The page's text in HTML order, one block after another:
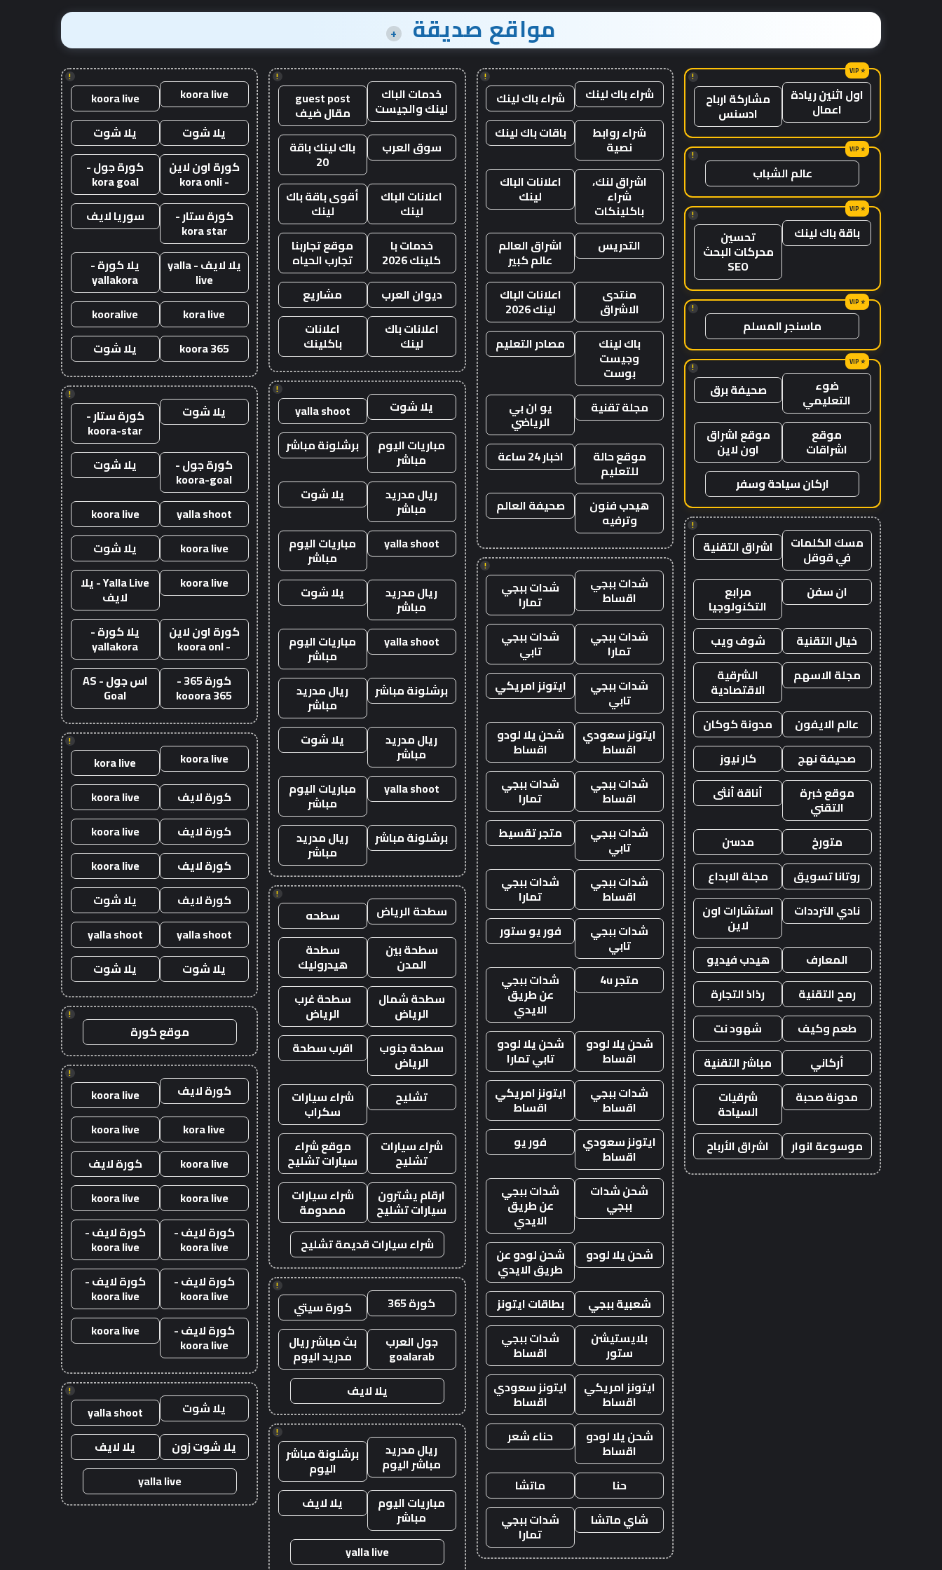
في
الصين
إلى
موطنها
مواقع صديقة +
!
اول اثنين ريادة
اعمال مشاركة ارباح
ادسنس
!
عالم الشباب
!
باقة باك لينك تحسين
محركات البحث
SEO
!
ماسنجر المسلم
!
ضوء
التعليمي صحيفة برق
موقع
اشراقات
موقع اشراق
اون لاين
اركان سياحة وسفر
!
مسك الكلمات
في قوقل اشراق التقنية
ان سفن مرابع
التكنولوجيا
خيال التقنية
شوف ويب
مجلة الاسهم
الشرقية
الاقتصادية
عالم الايفون
مدونة كوكان
صحيفة نهج
كار نيوز
موقع خبرة
التقني
أناقة أنثى
متورخ
مدسن
روتانا تسويق
مجلة الابداع
نادي الترددات
استشارات اون
لاين
المعارف
هيدب فيديو
رمح التقنية
رذاذ التجارة
طعم وكيف
شهود نت
أركاني
مباشر التقنية
مدونة صحبة
شرقيات
السياحة
موسوعة انوار
اشراق الأرباح
!
شراء باك لينك
شراء باك لينك
شراء روابط
نصية
باقات باك لينك
اشراق لنك،
شراء
باكلينكات
اعلانات الباك
لينك
التدريس اشراق العالم
عالم كبير
منتدى
الاشراق
اعلانات الباك
لينك 2026
باك لينك
وجيست
بوست
مصادر التعليم
مجلة تقنية يو ان بي
الرياضي
موقع حالة
للتعليم
اخبار 24 ساعة
هيدب فنون
وترفيه
صحيفة العالم
!
شدات ببجي
اقساط شدات ببجي
تمارا
شدات ببجي
تمارا
شدات ببجي
تابي
شدات ببجي
تابي
ايتونز امريكي
ايتونز سعودي
اقساط
شحن يلا لودو
اقساط
شدات ببجي
اقساط
شدات ببجي
تمارا
شدات ببجي
تابي
متجر تقسيط
شدات ببجي
اقساط
شدات ببجي
تمارا
شدات ببجي
تابي
فور يو ستور
متجر 4u شدات ببجي
عن طريق
الايدي
شحن يلا لودو
اقساط
شحن يلا لودو
تابي تمارا
شدات ببجي
اقساط
ايتونز امريكي
اقساط
ايتونز سعودي
اقساط
فور يو
شحن شدات
ببجي
شدات ببجي
عن طريق
الايدي
شحن يلا لودو
شحن لودو عن
طريق الايدي
شعبية ببجي
بطاقات ايتونز
بلايستيشن
ستور
شدات ببجي
اقساط
ايتونز امريكي
اقساط
ايتونز سعودي
اقساط
شحن يلا لودو
اقساط
حناء شعر
حنا
ماتشا
شاي ماتشا
شدات ببجي
تمارا
!
خدمات الباك
لينك والجيست guest post
مقال ضيف
سوق العرب
باك لينك باقة
20
اعلانات الباك
لينك
أقوى باقة باك
لينك
خدمات با
كلينك 2026
موقع تجاربنا
تجارب الحياه
ديوان العرب
مشاريع
اعلانات باك
لينك
اعلانات
باكلينك
!
يلا شوت
yalla shoot
مباريات اليوم
مباشر
برشلونة مباشر
ريال مدريد
مباشر
يلا شوت
yalla shoot مباريات اليوم
مباشر
ريال مدريد
مباشر
يلا شوت
yalla shoot مباريات اليوم
مباشر
برشلونة مباشر
ريال مدريد
مباشر
ريال مدريد
مباشر
يلا شوت
yalla shoot مباريات اليوم
مباشر
برشلونة مباشر
ريال مدريد
مباشر
!
سطحة الرياض
سطحه
سطحة بين
المدن
سطحة
هيدروليك
سطحة شمال
الرياض
سطحة غرب
الرياض
سطحة جنوب
الرياض
اقرب سطحة
تشليح شراء سيارات
سكراب
شراء سيارات
تشليح
موقع شراء
سيارات تشليح
ارقام يشترون
سيارات تشليح
شراء سيارات
مصدومة
شراء سيارات قديمة تشليح
!
كورة 365
كورة سيتي
جول العرب
goalarab
بث مباشر ريال
مدريد اليوم
يلا لايف
!
ريال مدريد
مباشر اليوم برشلونة مباشر
اليوم
مباريات اليوم
مباشر
يلا لايف
yalla live
!
koora live
koora live
يلا شوت
يلا شوت
كورة اون لاين
- kora onli
كورة جول -
kora goal
كورة ستار -
kora star
سوريا لايف
يلا لايف - yalla
live
يلا كورة -
yallakora
kora live
kooralive
koora 365
يلا شوت
!
يلا شوت كورة ستار -
koora-star
كورة جول -
koora-goal
يلا شوت
yalla shoot
koora live
koora live
يلا شوت
koora live
Yalla Live - يلا
لايف
كورة اون لاين
- koora onl
يلا كورة -
yallakora
كورة 365 -
kooora 365
اس جول - AS
Goal
!
koora live
kora live
كورة لايف
koora live
كورة لايف
koora live
كورة لايف
koora live
كورة لايف
يلا شوت
yalla shoot
yalla shoot
يلا شوت
يلا شوت
!
موقع كورة
!
كورة لايف
koora live
kora live
koora live
koora live
كورة لايف
koora live
koora live
كورة لايف -
koora live
كورة لايف -
koora live
كورة لايف -
koora live
كورة لايف -
koora live
كورة لايف -
koora live
koora live
!
يلا شوت
yalla shoot
يلا شوت زون
يلا لايف
yalla live